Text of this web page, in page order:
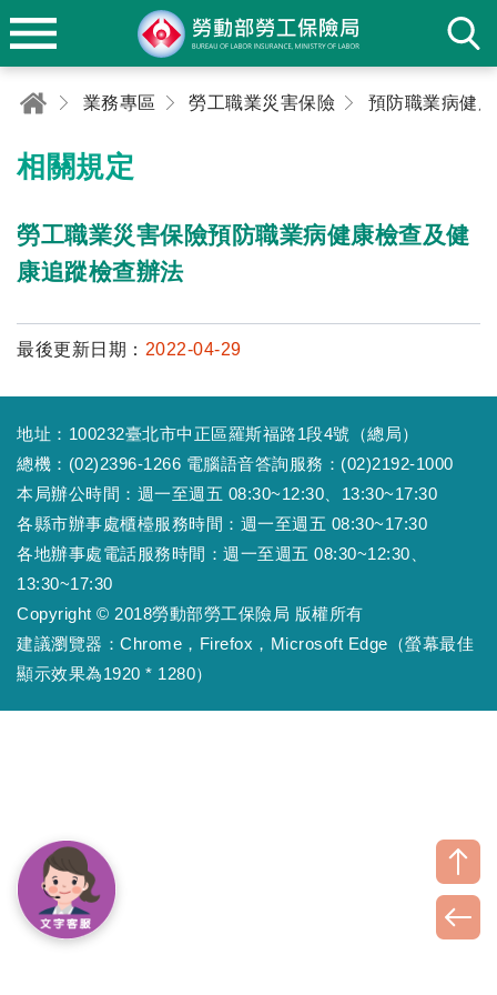
業務專區 勞工職業災害保險
相關規定
勞工職業災害保險預防職業病健康檢查及健
康追蹤檢查辦法
最後更新日期： 2022-04-29
地址：100232臺北市中正區羅斯福路1段4號（總局）
總機：(02)2396-1266 電腦語音答詢服務：(02)2192-1000
本局辦公時間：週一至週五 08:30~12:30、13:30~17:30
各縣市辦事處櫃檯服務時間：週一至週五 08:30~17:30
各地辦事處電話服務時間：週一至週五 08:30~12:30、
13:30~17:30
Copyright © 2018勞動部勞工保險局 版權所有
建議瀏覽器：Chrome，Firefox，Microsoft Edge（螢幕最佳
顯示效果為1920 * 1280）